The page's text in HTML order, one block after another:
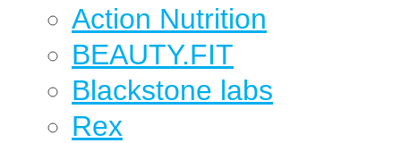
Action Nutrition
BEAUTY.FIT
Blackstone labs
Rex